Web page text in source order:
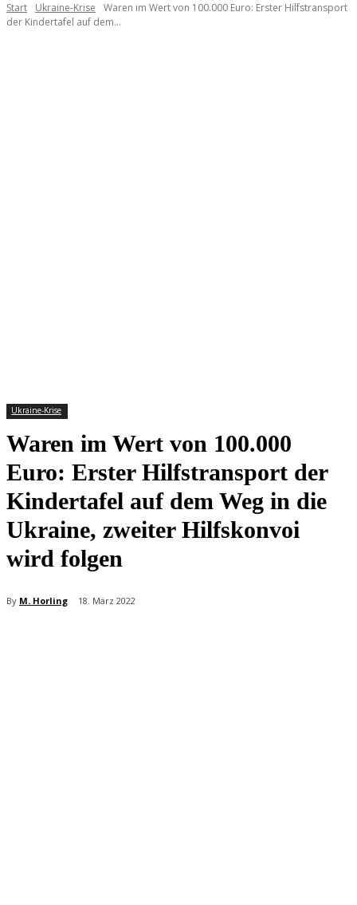
Start Ukraine-Krise
Waren im Wert von 100.000 Euro: Erster Hilfstransport
der Kindertafel auf dem...
Ukraine-Krise
Waren im Wert von 100.000
Euro: Erster Hilfstransport der
Kindertafel auf dem Weg in die
Ukraine, zweiter Hilfskonvoi
wird folgen
By M. Horling 18. März 2022